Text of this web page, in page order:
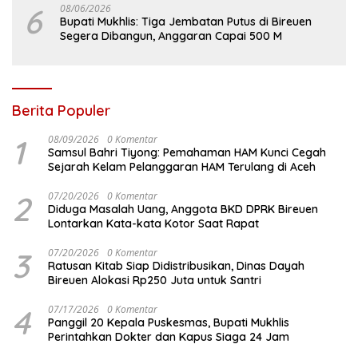
6 08/06/2026
Bupati Mukhlis: Tiga Jembatan Putus di Bireuen
Segera Dibangun, Anggaran Capai 500 M
Berita Populer
1 08/09/2026 0 Komentar
Samsul Bahri Tiyong: Pemahaman HAM Kunci Cegah
Sejarah Kelam Pelanggaran HAM Terulang di Aceh
2 07/20/2026 0 Komentar
Diduga Masalah Uang, Anggota BKD DPRK Bireuen
Lontarkan Kata-kata Kotor Saat Rapat
3 07/20/2026 0 Komentar
Ratusan Kitab Siap Didistribusikan, Dinas Dayah
Bireuen Alokasi Rp250 Juta untuk Santri
4 07/17/2026 0 Komentar
Panggil 20 Kepala Puskesmas, Bupati Mukhlis
Perintahkan Dokter dan Kapus Siaga 24 Jam